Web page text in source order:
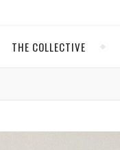
THE COLLECTIVE